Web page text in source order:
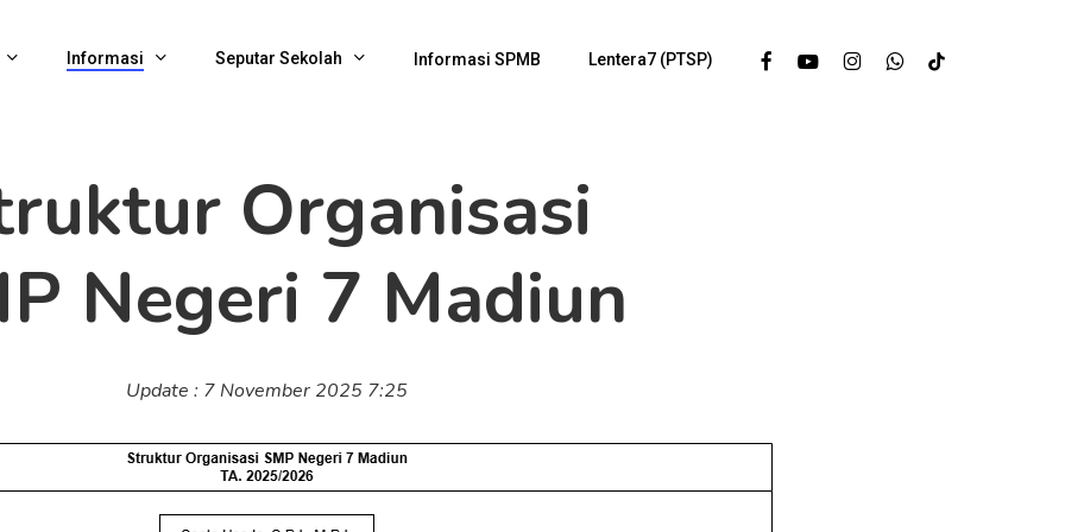
Informasi
Daftar Guru
Daftar Tenaga Kependidikan
Daftar Wali Kelas
Struktur Organisasi Sekolah
Seputar Sekolah Informasi SPMB Lentera7 (PTSP) FacebookYoutubeInstagramWhatsapp
Tiktok
Organisasi
Negeri 7 Madiun
Update : 7 November 2025 7:25